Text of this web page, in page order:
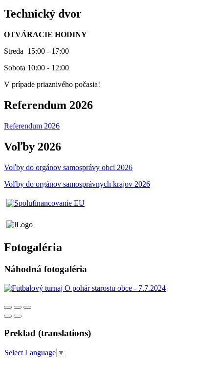
Technický dvor
OTVÁRACIE HODINY
Streda 15:00 - 17:00
Sobota 10:00 - 12:00
V prípade priaznivého počasia!
Referendum 2026
Referendum 2026
Voľby 2026
Voľby do orgánov samosprávy obci 2026
Voľby do orgánov samosprávnych krajov 2026
Fotogaléria
Náhodná fotogaléria
Preklad (translations)
Select Language ▼